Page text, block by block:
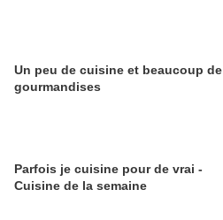
Un peu de cuisine et beaucoup de
gourmandises
Parfois je cuisine pour de vrai -
Cuisine de la semaine